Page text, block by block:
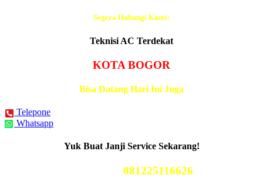
Segera Hubungi Kami:
Teknisi AC Terdekat
KOTA BOGOR
Bisa Datang Hari Ini Juga
Telepone
Whatsapp
Yuk Buat Janji Service Sekarang!
081225116626